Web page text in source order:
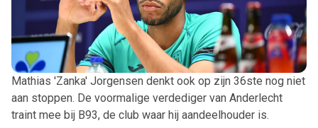
Mathias 'Zanka' Jorgensen denkt ook op zijn 36ste nog niet
aan stoppen. De voormalige verdediger van Anderlecht
traint mee bij B93, de club waar hij aandeelhouder is.